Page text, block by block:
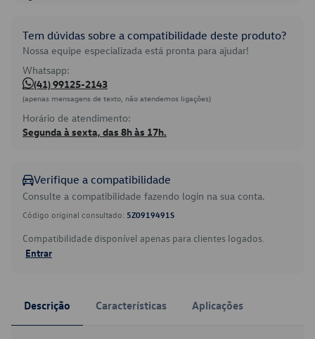
Tem dúvidas sobre a compatibilidade deste produto?
Nossa equipe especializada está pronta para ajudar!
Whatsapp:
(41) 99125-2143
(apenas mensagens de texto, não atendemos ligações)
Horário de atendimento:
Segunda à sexta, das 8h às 17h.
Verifique a compatibilidade
Consulte a compatibilidade fazendo login na sua conta.
Código original consultado: 5Z0919491S
Compatibilidade disponível apenas para clientes logados.
Entrar
Descrição Características Aplicações